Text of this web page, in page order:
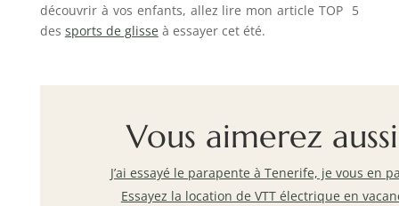
découvrir à vos enfants, allez lire mon article TOP 5
des sports de glisse à essayer cet été.
Vous aimerez aussi
J’ai essayé le parapente à Tenerife, je vous en
Essayez la location de VTT électrique en